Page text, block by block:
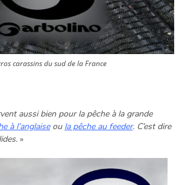
carassins du sud de la France
aussi bien pour la pêche à la grande
à l’anglaiseou la pêche au feeder. C’est dire
»